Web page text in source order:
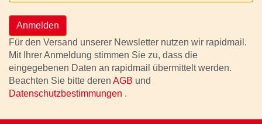
Anmelden
Für den Versand unserer Newsletter nutzen wir rapidmail.
Mit Ihrer Anmeldung stimmen Sie zu, dass die
eingegebenen Daten an rapidmail übermittelt werden.
Beachten Sie bitte deren AGB und
Datenschutzbestimmungen .